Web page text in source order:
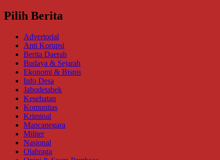
Pilih Berita
Advertorial
Anti Korupsi
Berita Daerah
Budaya & Sejarah
Ekonomi & Bisnis
Info Desa
Jabodetabek
Kesehatan
Komunitas
Kriminal
Mancanegara
Militer
Nasional
Olahraga